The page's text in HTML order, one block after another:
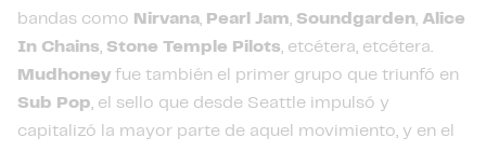
bandas como Nirvana, Pearl Jam, Soundgarden, Alice
In Chains, Stone Temple Pilots, etcétera, etcétera.
Mudhoney fue también el primer grupo que triunfó en
Sub Pop, el sello que desde Seattle impulsó y
capitalizó la mayor parte de aquel movimiento, y en el